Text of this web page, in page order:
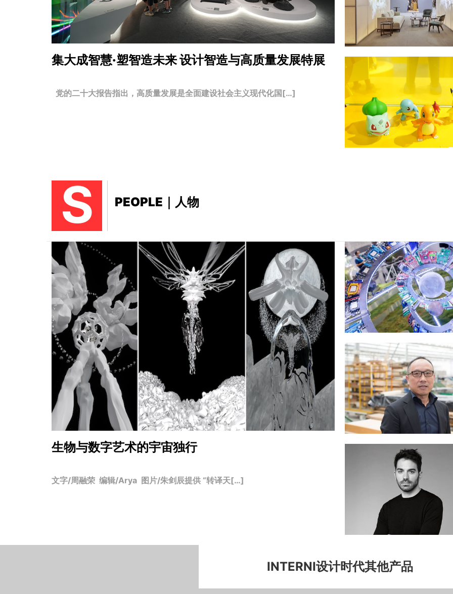
集大成智慧·塑智造未来设计智造与高质量发展特展
党的二十大报告指出，高质量发展是全面建设社会主义现代化国[…]
S PEOPLE｜人物
生物与数字艺术的宇宙独行
文字/周融荣 编辑/Arya 图片/朱剑辰提供 “转译天[…]
INTERNI设计时代其他产品